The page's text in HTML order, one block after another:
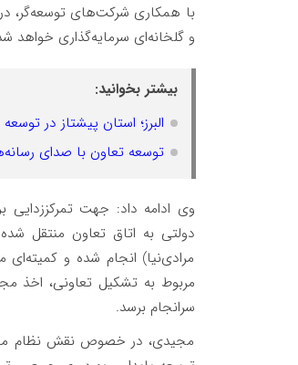
با همکاری شرکت‌های توسعه‌گر،
و گلخانه‌ای سرمایه‌گذاری خواهد
بیشتر بخوانید:
البرز؛ استان پیشتاز در
توسعه تعاون با صدای
وی ادامه داد: جهت تمرکززدایی
دولتی به اتاق تعاون منتقل
مرادی‌نیا) انجام شده و
مربوط به تشکیل تعاونی، اخذ
سرانجام برسد.
مجیدی، در خصوص نقش نظام